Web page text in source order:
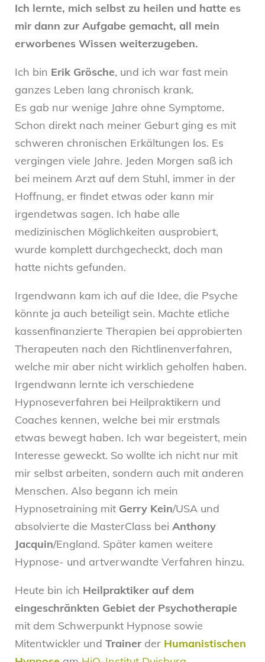
Ich lernte, mich selbst zu heilen und hatte es
mir dann zur Aufgabe gemacht, all mein
erworbenes Wissen weiterzugeben.
Ich bin Erik Grösche, und ich war fast mein
ganzes Leben lang chronisch krank.
Es gab nur wenige Jahre ohne Symptome.
Schon direkt nach meiner Geburt ging es mit
schweren chronischen Erkältungen los. Es
vergingen viele Jahre. Jeden Morgen saß ich
bei meinem Arzt auf dem Stuhl, immer in der
Hoffnung, er findet etwas oder kann mir
irgendetwas sagen. Ich habe alle
medizinischen Möglichkeiten ausprobiert,
wurde komplett durchgecheckt, doch man
hatte nichts gefunden.
Irgendwann kam ich auf die Idee, die Psyche
könnte ja auch beteiligt sein. Machte etliche
kassenfinanzierte Therapien bei approbierten
Therapeuten nach den Richtlinenverfahren,
welche mir aber nicht wirklich geholfen haben.
Irgendwann lernte ich verschiedene
Hypnoseverfahren bei Heilpraktikern und
Coaches kennen, welche bei mir erstmals
etwas bewegt haben. Ich war begeistert, mein
Interesse geweckt. So wollte ich nicht nur mit
mir selbst arbeiten, sondern auch mit anderen
Menschen. Also begann ich mein
Hypnosetraining mit Gerry Kein/USA und
absolvierte die MasterClass bei Anthony
Jacquin/England. Später kamen weitere
Hypnose- und artverwandte Verfahren hinzu.
Heute bin ich Heilpraktiker auf dem
eingeschränkten Gebiet der Psychotherapie
mit dem Schwerpunkt Hypnose sowie
Mitentwickler und Trainer der Humanistischen